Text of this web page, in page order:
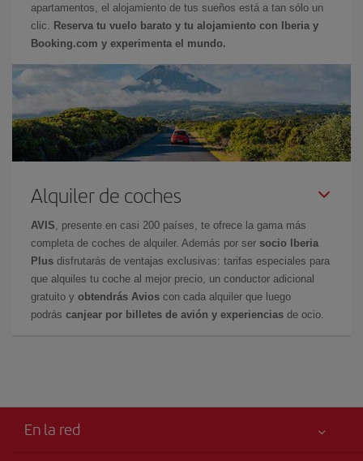
apartamentos, el alojamiento de tus sueños está a tan sólo un
clic.
Reserva tu vuelo barato y tu alojamiento con Iberia y
Booking.com y experimenta el mundo.
Alquiler de coches
AVIS , presente en casi 200 países, te ofrece la gama más
completa de coches de alquiler. Además por ser socio Iberia
Plus disfrutarás de ventajas exclusivas: tarifas especiales para
que alquiles tu coche al mejor precio, un conductor adicional
gratuito y obtendrás Avios con cada alquiler que luego
podrás canjear por billetes de avión y experiencias de ocio.
En la red